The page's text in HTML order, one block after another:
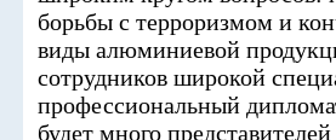
борьбы с терроризмом и
виды алюминиевой
сотрудников широкой
профессиональный
будет много